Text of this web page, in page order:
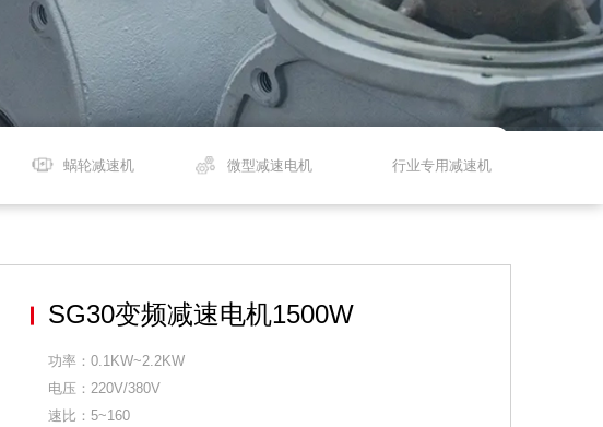
蜗轮减速机 微型减速电机 行业专用减速机
SG30变频减速电机1500W
功率：0.1KW~2.2KW
电压：220V/380V
速比：5~160